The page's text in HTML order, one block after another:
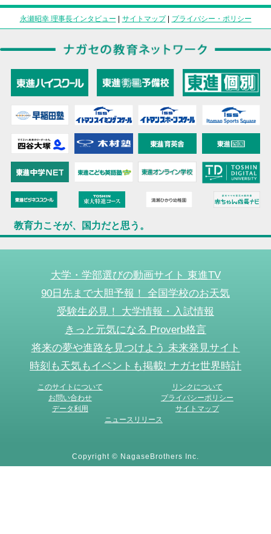
永瀬昭幸 理事長インタビュー | サイトマップ| プライバシー・ポリシー
教育力こそが、国力だと思う。
大学・学部選びの動画サイト 東進TV
90日先まで大胆予報！ 全国学校のお天気
受験生必見！ 大学情報・入試情報
きっと元気になる Proverb格言
将来の夢や進路を見つけよう 未来発見サイト
時刻も天気もイベントも掲載! ナガセ世界時計
このサイトについて
リンクについて
お問い合わせ
プライバシーポリシー
データ利用
サイトマップ
ニュースリリース
Copyright © NagaseBrothers Inc.